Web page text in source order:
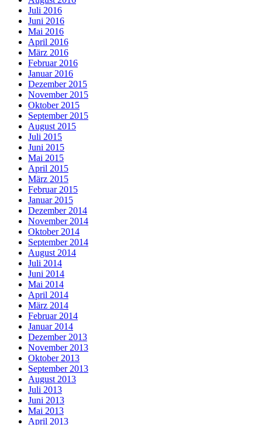
Juli 2016
Juni 2016
Mai 2016
April 2016
März 2016
Februar 2016
Januar 2016
Dezember 2015
November 2015
Oktober 2015
September 2015
August 2015
Juli 2015
Juni 2015
Mai 2015
April 2015
März 2015
Februar 2015
Januar 2015
Dezember 2014
November 2014
Oktober 2014
September 2014
August 2014
Juli 2014
Juni 2014
Mai 2014
April 2014
März 2014
Februar 2014
Januar 2014
Dezember 2013
November 2013
Oktober 2013
September 2013
August 2013
Juli 2013
Juni 2013
Mai 2013
April 2013